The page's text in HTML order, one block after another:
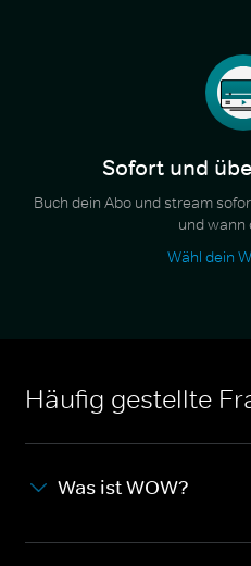
Sofort und
Buch dein Abo und stream
und wann
Wähl dein
Häufig gestellte
Was ist WOW?